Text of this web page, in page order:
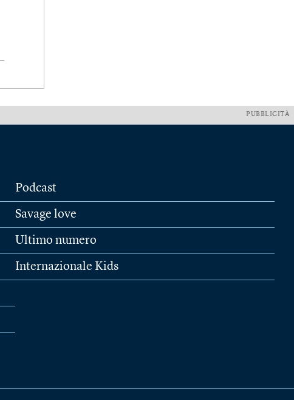
PUBBLICITÀ
Podcast
Savage love
Ultimo numero
Internazionale Kids